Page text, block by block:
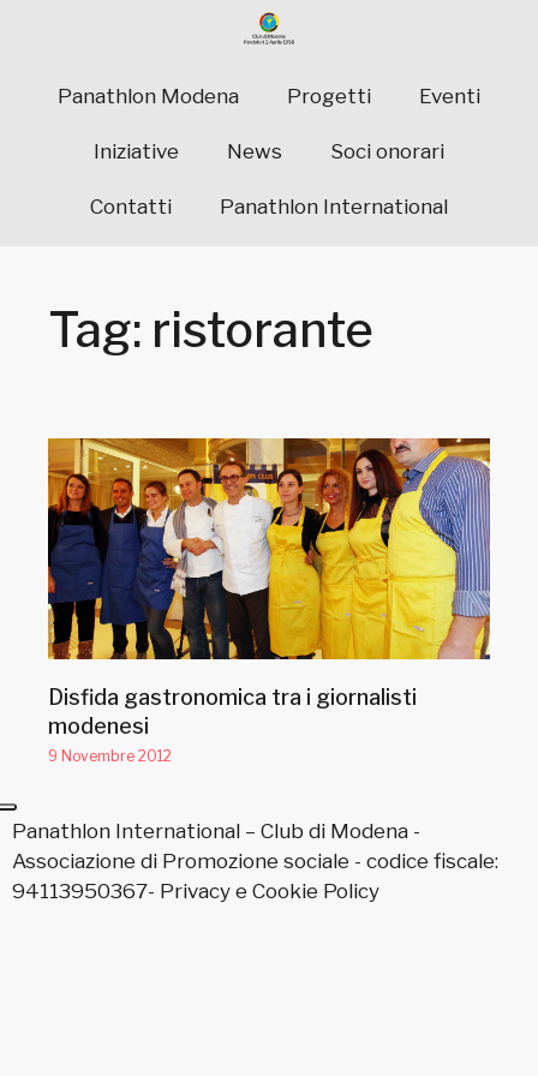
Panathlon Modena Progetti Eventi
Iniziative News Soci onorari
Contatti Panathlon International
Tag: ristorante
Disfida gastronomica tra i giornalisti
modenesi
9 Novembre 2012
Panathlon International – Club di Modena -
Associazione di Promozione sociale - codice fiscale:
94113950367- Privacy e Cookie Policy